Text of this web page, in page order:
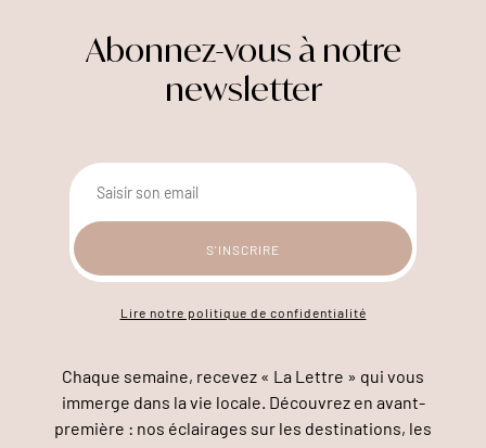
Abonnez-vous à notre
newsletter
Lire notre politique de confidentialité
Chaque semaine, recevez « La Lettre » qui vous
immerge dans la vie locale. Découvrez en avant-
première : nos éclairages sur les destinations, les